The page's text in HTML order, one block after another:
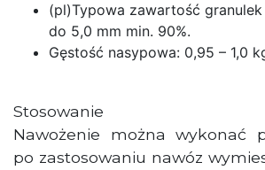
(pl)Typowa zawartość
do 5,0 mm min. 90%.
Gęstość nasypowa: 0,95 – 1,0
Stosowanie
Nawożenie można wykonać
po zastosowaniu nawóz